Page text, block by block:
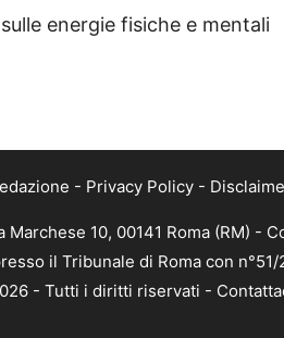
energie fisiche e mentali
- Privacy Policy -
10, 00141 Roma (RM) -
il Tribunale di Roma con
- Tutti i diritti riservati -